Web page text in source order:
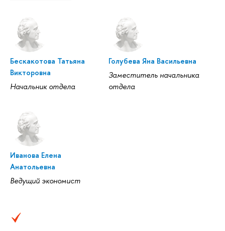
Бескакотова Татьяна
Викторовна
Начальник отдела
Голубева Яна Васильевна
Заместитель начальника
отдела
Иванова Елена
Анатольевна
Ведущий экономист